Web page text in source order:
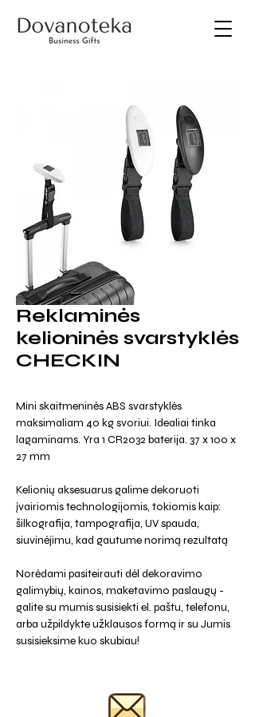
Reklaminės
kelioninės svarstyklės
CHECKIN
Mini skaitmeninės ABS svarstyklės
maksimaliam 40 kg svoriui. Idealiai tinka
lagaminams. Yra 1 CR2032 baterija. 37 x 100 x
27 mm
Kelionių aksesuarus galime dekoruoti
įvairiomis technologijomis, tokiomis kaip:
šilkografija, tampografija, UV spauda,
siuvinėjimu, kad gautume norimą rezultatą
Norėdami pasiteirauti dėl dekoravimo
galimybių, kainos, maketavimo paslaugų -
galite su mumis susisiekti el. paštu, telefonu,
arba užpildykte užklausos formą ir su Jumis
susisieksime kuo skubiau!